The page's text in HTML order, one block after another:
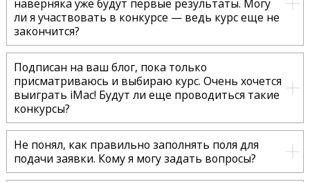
наверняка уже будут первые результаты. Могу
ли я участвовать в конкурсе — ведь курс еще не
закончится?
Подписан на ваш блог, пока только
присматриваюсь и выбираю курс. Очень хочется
выиграть iMac! Будут ли еще проводиться такие
конкурсы?
Не понял, как правильно заполнять поля для
подачи заявки. Кому я могу задать вопросы?